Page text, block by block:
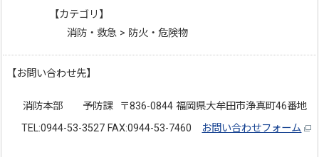
【カテゴリ】
消防・救急 > 防火・危険物
【お問い合わせ先】
消防本部 予防課
〒836-0844 福岡県大牟田市浄真町46番地
TEL:0944-53-3527 FAX:0944-53-7460
お問い合わせフォーム